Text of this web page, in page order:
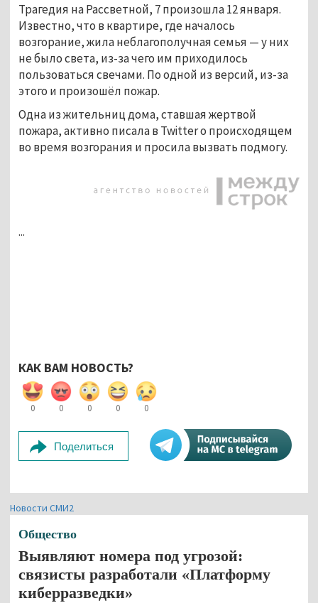
Трагедия на Рассветной, 7 произошла 12 января.
Известно, что в квартире, где началось
возгорание, жила неблагополучная семья — у них
не было света, из-за чего им приходилось
пользоваться свечами. По одной из версий, из-за
этого и произошёл пожар.
Одна из жительниц дома, ставшая жертвой
пожара, активно писала в Twitter о происходящем
во время возгорания и просила вызвать подмогу.
...
КАК ВАМ НОВОСТЬ?
0 0 0 0 0
Поделиться
Новости СМИ2
Общество
Выявляют номера под угрозой:
связисты разработали «Платформу
киберразведки»